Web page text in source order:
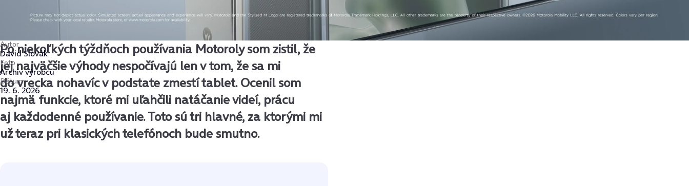
Autor
David Slovák
Foto
Archív výrobcu
Dátum
19. 6. 2026
Po niekoľkých týždňoch používania Motoroly som zistil, že
jej najväčšie výhody nespočívajú len v tom, že sa mi
do vrecka nohavíc v podstate zmestí tablet. Ocenil som
najmä funkcie, ktoré mi uľahčili natáčanie videí, prácu
aj každodenné používanie. Toto sú tri hlavné, za ktorými mi
už teraz pri klasických telefónoch bude smutno.